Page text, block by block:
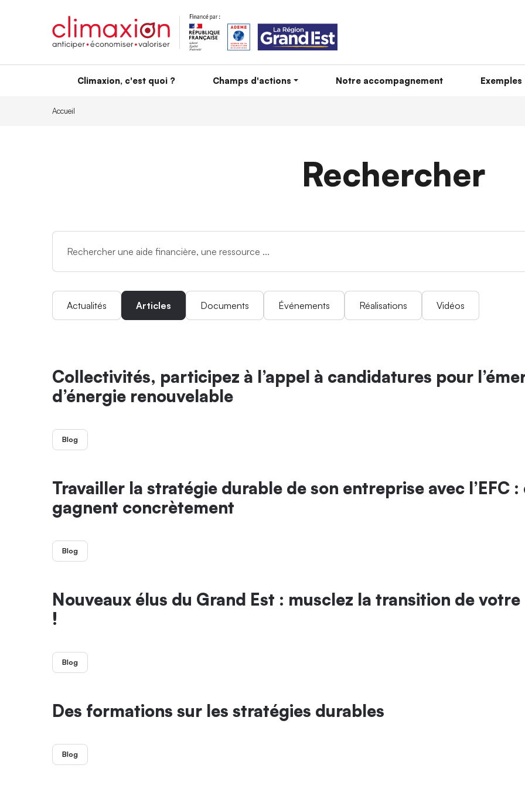
Climaxion, c'est quoi ? Champs d'actions Notre accompagnement
Accueil
Rechercher
Actualités Articles Documents Événements Réalisations Vidéos
Collectivités, participez à l’appel à candidatures pour
d’énergie renouvelable
Blog
Travailler la stratégie durable de son entreprise avec l’EFC
gagnent concrètement
Blog
Nouveaux élus du Grand Est : musclez la transition de
!
Blog
Des formations sur les stratégies durables
Blog